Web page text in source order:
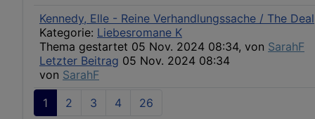
Kennedy, Elle - Reine Verhandlungssache / The Deal
Kategorie: Liebesromane K
Thema gestartet 05 Nov. 2024 08:34, von SarahF
Letzter Beitrag 05 Nov. 2024 08:34
von SarahF
1
2 3 4 26